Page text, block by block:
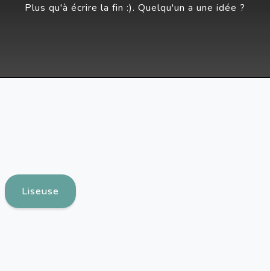
Plus qu'à écrire la fin :). Quelqu'un a une idée ?
Liseuse